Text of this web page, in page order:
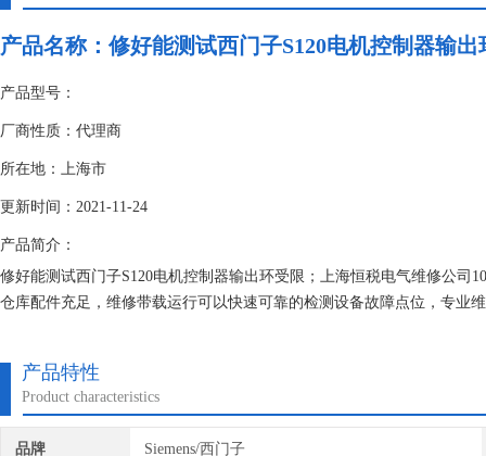
产品名称： 修好能测试西门子S120电机控制器输出
产品型号：
厂商性质：代理商
所在地：上海市
更新时间：2021-11-24
产品简介：
修好能测试西门子S120电机控制器输出环受限；上海恒税电气维修公
仓库配件充足，维修带载运行可以快速可靠的检测设备故障点位，专业
产品特性
Product characteristics
品牌 Siemens/西门子